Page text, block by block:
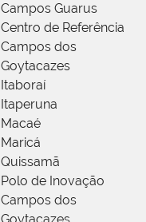
Campos Guarus
Centro de Referência
Campos dos
Goytacazes
Itaboraí
Itaperuna
Macaé
Maricá
Quissamã
Polo de Inovação
Campos dos